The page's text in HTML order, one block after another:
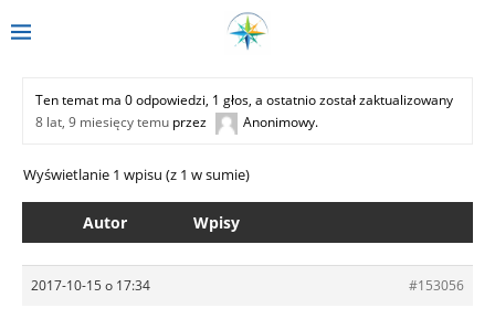
Ten temat ma 0 odpowiedzi, 1 głos, a ostatnio został zaktualizowany
8 lat, 9 miesięcy temu przez Anonimowy.
Wyświetlanie 1 wpisu (z 1 w sumie)
Autor Wpisy
2017-10-15 o 17:34 #153056